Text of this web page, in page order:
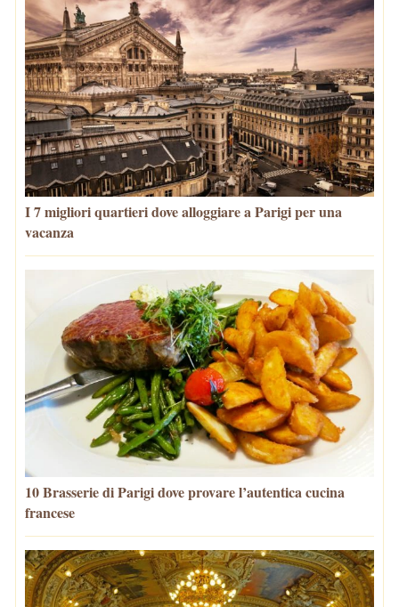
I 7 migliori quartieri dove alloggiare a Parigi per una
vacanza
10 Brasserie di Parigi dove provare l’autentica cucina
francese